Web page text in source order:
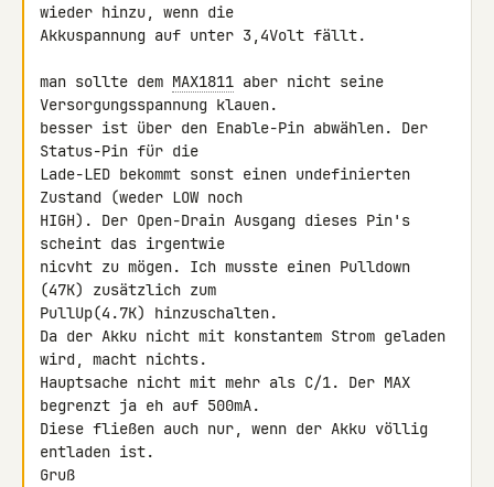
wieder hinzu, wenn die
Akkuspannung auf unter 3,4Volt fällt.
man sollte dem MAX1811 aber nicht seine
Versorgungsspannung klauen.
besser ist über den Enable-Pin abwählen. Der
Status-Pin für die
Lade-LED bekommt sonst einen undefinierten
Zustand (weder LOW noch
HIGH). Der Open-Drain Ausgang dieses Pin's
scheint das irgentwie
nicvht zu mögen. Ich musste einen Pulldown
(47K) zusätzlich zum
PullUp(4.7K) hinzuschalten.
Da der Akku nicht mit konstantem Strom geladen
wird, macht nichts.
Hauptsache nicht mit mehr als C/1. Der MAX
begrenzt ja eh auf 500mA.
Diese fließen auch nur, wenn der Akku völlig
entladen ist.
Gruß